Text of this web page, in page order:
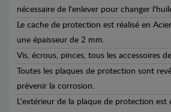
nécessaire de l'enlever pour changer
Le cache de protection est réalisé en
une épaisseur de 2 mm.
Vis, écrous, pinces, tous les accessoires
Toutes les plaques de protection sont
prévenir la corrosion.
L'extérieur de la plaque de protection est